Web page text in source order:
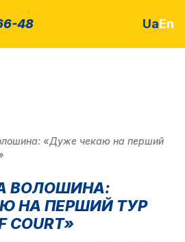
48 UaEn
«Дуже чекаю на перший
ВОЛОШИНА:
НА ПЕРШИЙ ТУР
COURT»